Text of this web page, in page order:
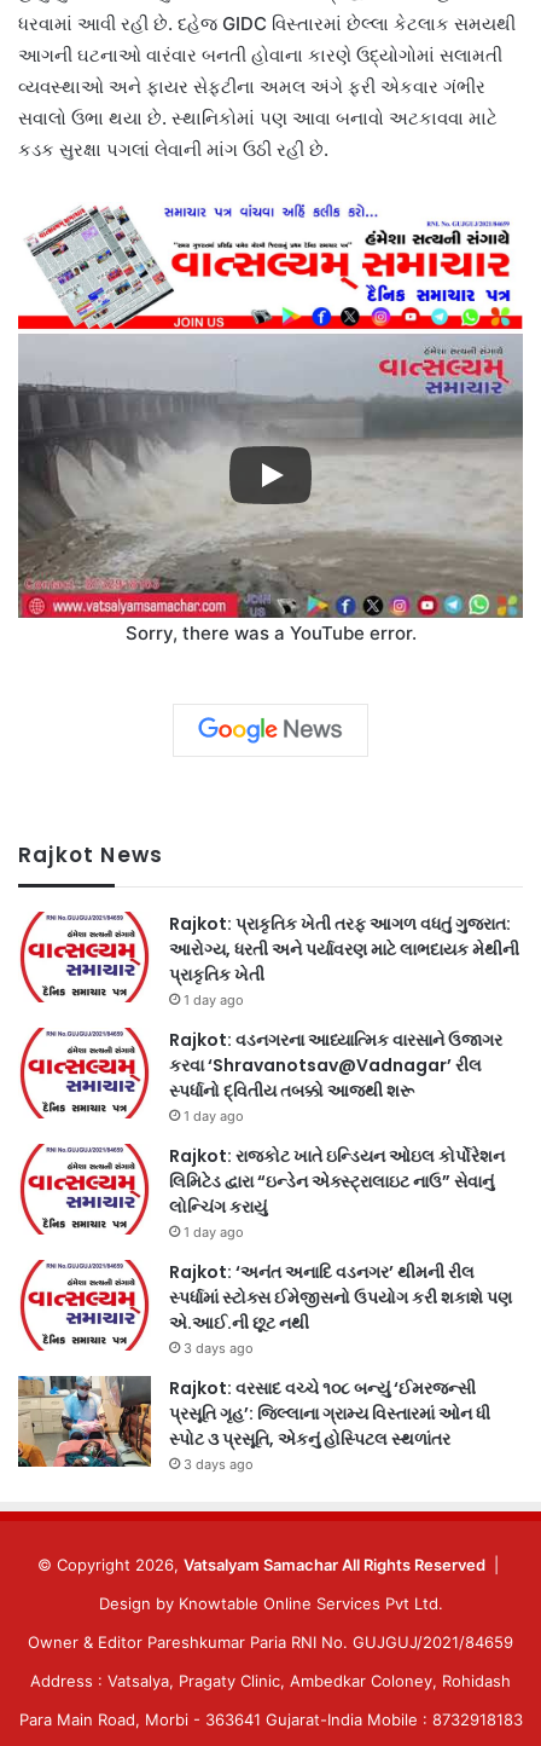
ધરવામાં આવી રહી છે. દહેજ GIDC વિસ્તારમાં છેલ્લા કેટલાક સમયથી
આગની ઘટનાઓ વારંવાર બનતી હોવાના કારણે ઉદ્યોગોમાં સલામતી
વ્યવસ્થાઓ અને ફાયર સેફ્ટીના અમલ અંગે ફરી એકવાર ગંભીર
સવાલો ઉભા થયા છે. સ્થાનિકોમાં પણ આવા બનાવો અટકાવવા માટે
કડક સુરક્ષા પગલાં લેવાની માંગ ઉઠી રહી છે.
Sorry, there was a YouTube error.
Rajkot News
Rajkot: પ્રાકૃતિક ખેતી તરફ આગળ વધતું ગુજરાત:
આરોગ્ય, ધરતી અને પર્યાવરણ માટે લાભદાયક મેથીની
પ્રાકૃતિક ખેતી
1 day ago
Rajkot: વડનગરના આધ્યાત્મિક વારસાને ઉજાગર
કરવા ‘Shravanotsav@Vadnagar’ રીલ
સ્પર્ધાનો દ્વિતીય તબક્કો આજથી શરૂ
1 day ago
Rajkot: રાજકોટ ખાતે ઇન્ડિયન ઓઇલ કોર્પોરેશન
લિમિટેડ દ્વારા “ઇન્ડેન એક્સ્ટ્રાલાઇટ નાઉ” સેવાનું
લોન્ચિંગ કરાયું
1 day ago
Rajkot: ‘અનંત અનાદિ વડનગર’ થીમની રીલ
સ્પર્ધામાં સ્ટોક્સ ઈમેજીસનો ઉપયોગ કરી શકાશે પણ
એ.આઈ.ની છૂટ નથી
3 days ago
Rajkot: વરસાદ વચ્ચે ૧૦૮ બન્યું ‘ઈમરજન્સી
પ્રસૂતિ ગૃહ’: જિલ્લાના ગ્રામ્ય વિસ્તારમાં ઓન ધી
સ્પોટ ૩ પ્રસૂતિ, એકનું હોસ્પિટલ સ્થળાંતર
3 days ago
© Copyright 2026, Vatsalyam Samachar All Rights Reserved
Design by Knowtable Online Services Pvt Ltd.
Owner & Editor Pareshkumar Paria RNI No. GUJGUJ/2021/84659
Address : Vatsalya, Pragaty Clinic, Ambedkar Coloney, Rohidash
Para Main Road, Morbi - 363641 Gujarat-India Mobile : 8732918183